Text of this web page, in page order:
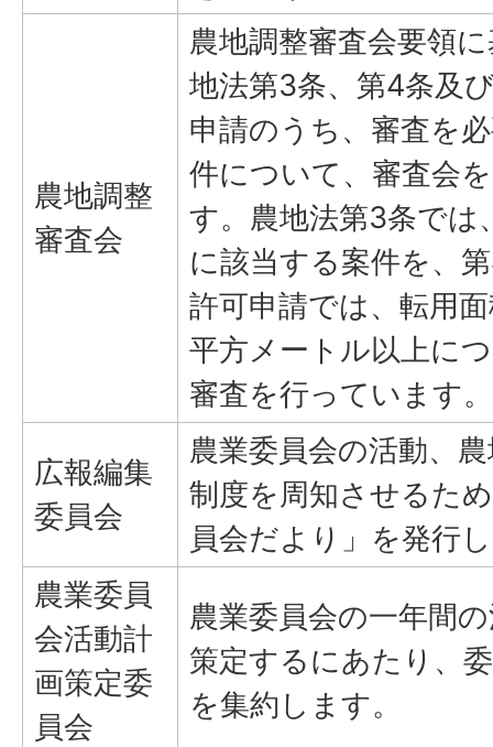
農地調整
審査会
農地調整審査会要領
地法第3条、第4条及
申請のうち、審査を
件について、審査会
す。農地法第3条では
に該当する案件を、
許可申請では、転用
平方メートル以上に
審査を行っています。
広報編集
委員会
農業委員会の活動、
制度を周知させるた
員会だより」を発行
農業委員
会活動計
画策定委
員会
農業委員会の一年間
策定するにあたり、
を集約します。